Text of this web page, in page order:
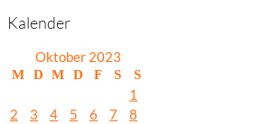
Kalender
Oktober 2023
M D M D F S S
1
2
3 4 5 6 7
8